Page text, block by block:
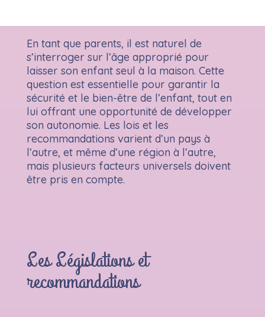
En tant que parents, il est naturel de
s’interroger sur l’âge approprié pour
laisser son enfant seul à la maison. Cette
question est essentielle pour garantir la
sécurité et le bien-être de l’enfant, tout en
lui offrant une opportunité de développer
son autonomie. Les lois et les
recommandations varient d’un pays à
l’autre, et même d’une région à l’autre,
mais plusieurs facteurs universels doivent
être pris en compte.
Les Législations et
recommandations